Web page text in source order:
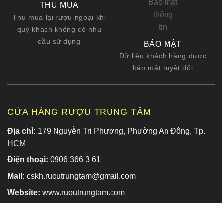
THU MUA
Thu mua lại rượu ngoại khi
quý khách không có nhu
cầu sử dụng
BẢO MẬT
Dữ liệu khách hàng được
bảo mật tuyệt đối
CỬA HÀNG RƯỢU TRUNG TÂM
Địa chỉ: 179 Nguyễn Tri Phương, Phường An Đông, Tp.
HCM
Điện thoại: 0906 366 3 61
Mail: cskh.ruoutrungtam@gmail.com
Website: www.ruoutrungtam.com